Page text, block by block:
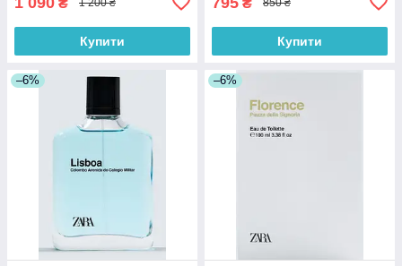
1 200 ₴
Купити
850 ₴
Купити
–6% –6%